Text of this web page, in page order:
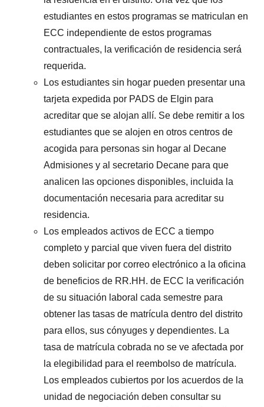
estudiantes en estos programas se matriculan en
ECC independiente de estos programas
contractuales, la verificación de residencia será
requerida.
Los estudiantes sin hogar pueden presentar una
tarjeta expedida por PADS de Elgin para
acreditar que se alojan allí. Se debe remitir a los
estudiantes que se alojen en otros centros de
acogida para personas sin hogar al Decane
Admisiones y al secretario Decane para que
analicen las opciones disponibles, incluida la
documentación necesaria para acreditar su
residencia.
Los empleados activos de ECC a tiempo
completo y parcial que viven fuera del distrito
deben solicitar por correo electrónico a la oficina
de beneficios de RR.HH. de ECC la verificación
de su situación laboral cada semestre para
obtener las tasas de matrícula dentro del distrito
para ellos, sus cónyuges y dependientes. La
tasa de matrícula cobrada no se ve afectada por
la elegibilidad para el reembolso de matrícula.
Los empleados cubiertos por los acuerdos de la
unidad de negociación deben consultar su